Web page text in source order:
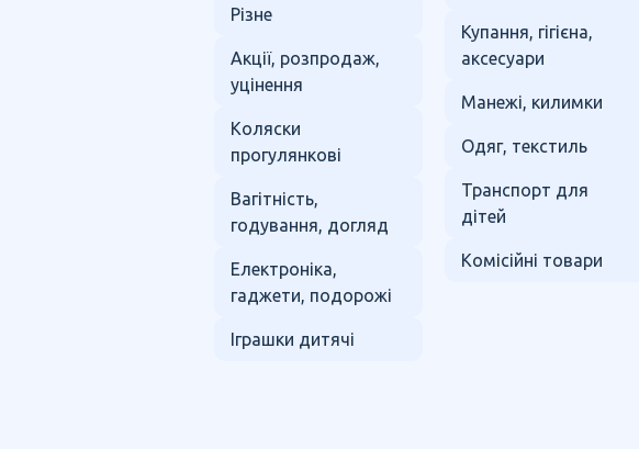
Різне
Акції, розпродаж,
уцінення
Коляски
прогулянкові
Вагітність,
годування, догляд
Електроніка,
гаджети, подорожі
Іграшки дитячі
Купання, гігієна,
аксесуари
Манежі, килимки
Одяг, текстиль
Транспорт для
дітей
Комісійні товари